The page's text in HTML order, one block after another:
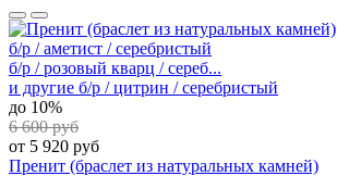
б/р / аметист / серебристый
б/р / розовый кварц / сереб...
и другие б/р / цитрин / серебристый
до 10%
6 600 руб
от 5 920 руб
Пренит (браслет из натуральных камней)